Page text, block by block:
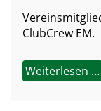
ClubCrew EM.
Weiterlesen …